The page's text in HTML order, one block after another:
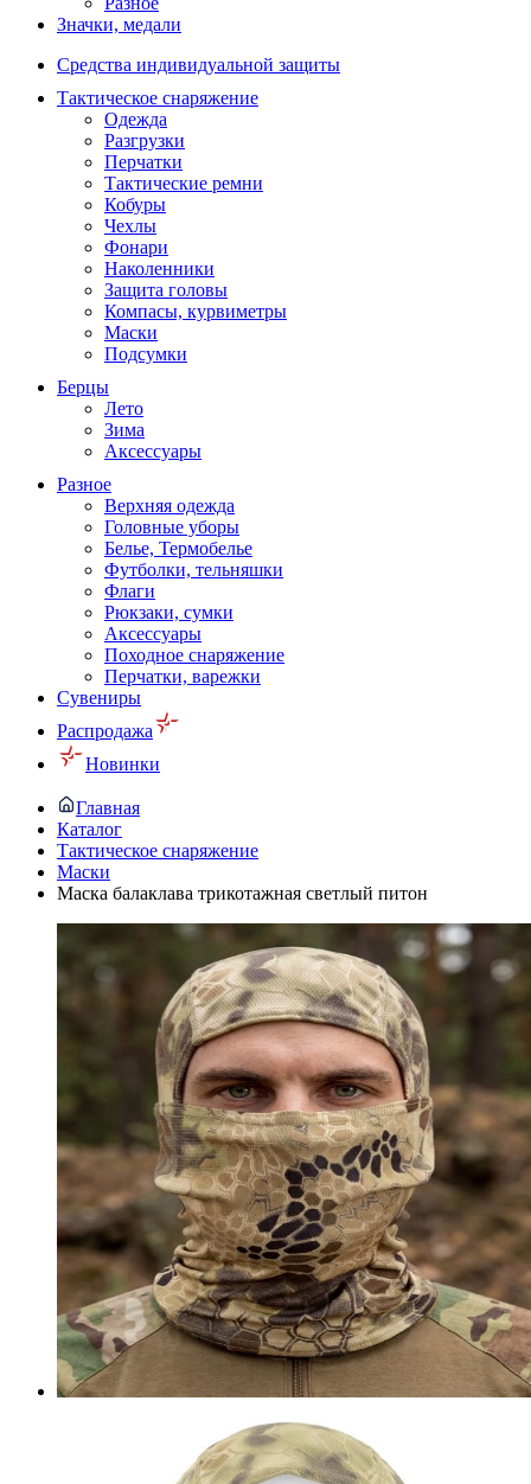
Значки, медали
Средства индивидуальной защиты
Тактическое снаряжение
Одежда
Разгрузки
Перчатки
Тактические ремни
Кобуры
Чехлы
Фонари
Наколенники
Защита головы
Компасы, курвиметры
Маски
Подсумки
Берцы
Лето
Зима
Аксессуары
Разное
Верхняя одежда
Головные уборы
Белье, Термобелье
Футболки, тельняшки
Флаги
Рюкзаки, сумки
Аксессуары
Походное снаряжение
Перчатки, варежки
Сувениры
Распродажа
Новинки
Главная
Каталог
Тактическое снаряжение
Маски
Маска балаклава трикотажная светлый питон